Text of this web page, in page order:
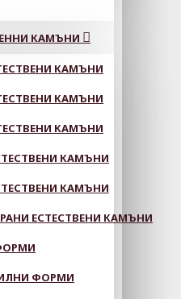
КАМЪНИ
КАМЪНИ
КАМЪНИ
КАМЪНИ
КАМЪНИ
КАМЪНИ
ЕСТЕСТВЕНИ КАМЪНИ
ФОРМИ